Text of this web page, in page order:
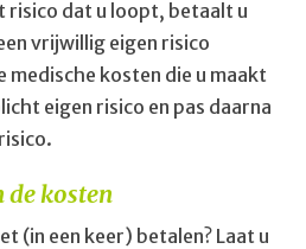
dat u loopt, betaalt u
vrijwillig eigen risico
kosten die u maakt
eigen risico en pas daarna
de kosten
(in een keer) betalen? Laat u